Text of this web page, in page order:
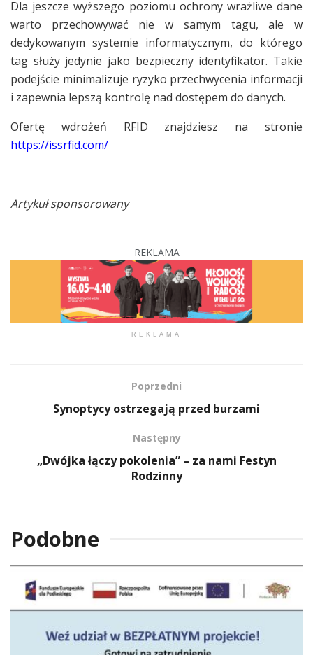
Dla jeszcze wyższego poziomu ochrony wrażliwe dane
warto przechowywać nie w samym tagu, ale w
dedykowanym systemie informatycznym, do którego
tag służy jedynie jako bezpieczny identyfikator. Takie
podejście minimalizuje ryzyko przechwycenia informacji
i zapewnia lepszą kontrolę nad dostępem do danych.
Ofertę wdrożeń RFID znajdziesz na stronie
https://issrfid.com/
Artykuł sponsorowany
REKLAMA
REKLAMA
Poprzedni
Synoptycy ostrzegają przed burzami
Następny
„Dwójka łączy pokolenia” – za nami Festyn
Rodzinny
Podobne